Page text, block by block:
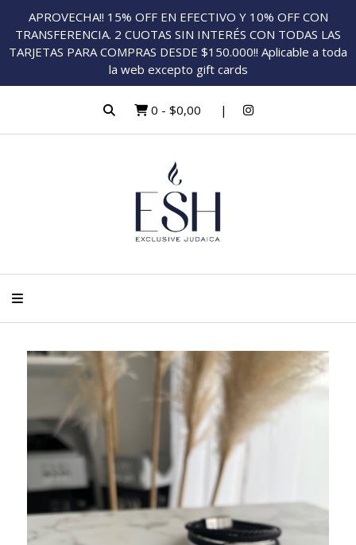
APROVECHA!! 15% OFF EN EFECTIVO Y 10% OFF CON
TRANSFERENCIA. 2 CUOTAS SIN INTERÉS CON TODAS LAS
TARJETAS PARA COMPRAS DESDE $150.000!! Aplicable a toda
la web excepto gift cards
0 - $0,00